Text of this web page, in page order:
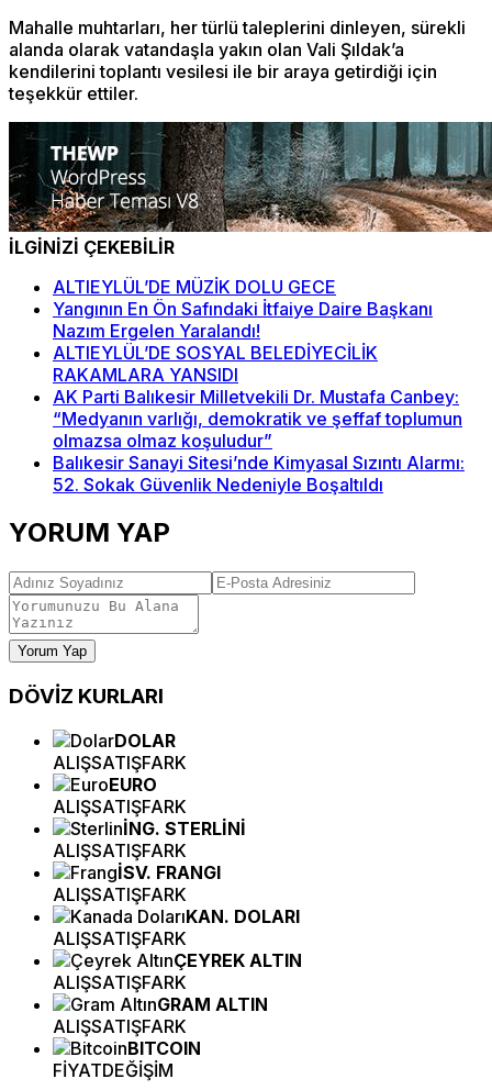
Mahalle muhtarları, her türlü taleplerini dinleyen, sürekli
alanda olarak vatandaşla yakın olan Vali Şıldak’a
kendilerini toplantı vesilesi ile bir araya getirdiği için
teşekkür ettiler.
İLGİNİZİ ÇEKEBİLİR
ALTIEYLÜL’DE MÜZİK DOLU GECE
Yangının En Ön Safındaki İtfaiye Daire Başkanı
Nazım Ergelen Yaralandı!
ALTIEYLÜL’DE SOSYAL BELEDİYECİLİK
RAKAMLARA YANSIDI
AK Parti Balıkesir Milletvekili Dr. Mustafa Canbey:
“Medyanın varlığı, demokratik ve şeffaf toplumun
olmazsa olmaz koşuludur”
Balıkesir Sanayi Sitesi’nde Kimyasal Sızıntı Alarmı:
52. Sokak Güvenlik Nedeniyle Boşaltıldı
YORUM YAP
Yorum Yap
DÖVİZ KURLARI
DOLAR
ALIŞSATIŞFARK
EURO
ALIŞSATIŞFARK
İNG. STERLİNİ
ALIŞSATIŞFARK
İSV. FRANGI
ALIŞSATIŞFARK
KAN. DOLARI
ALIŞSATIŞFARK
ÇEYREK ALTIN
ALIŞSATIŞFARK
GRAM ALTIN
ALIŞSATIŞFARK
BITCOIN
FİYATDEĞİŞİM